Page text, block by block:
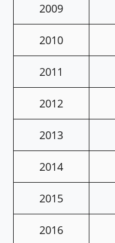
2009
2010
2011
2012
2013
2014
2015
2016